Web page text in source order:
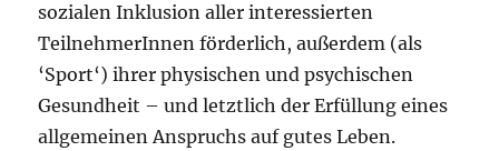
sozialen Inklusion aller interessierten
TeilnehmerInnen förderlich, außerdem (als
‘Sport‘) ihrer physischen und psychischen
Gesundheit – und letztlich der Erfüllung eines
allgemeinen Anspruchs auf gutes Leben.